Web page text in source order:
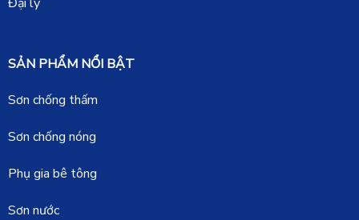
SẢN PHẨM NỔI BẬT
Sơn chống thấm
Sơn chống nóng
Phụ gia bê tông
Sơn nước